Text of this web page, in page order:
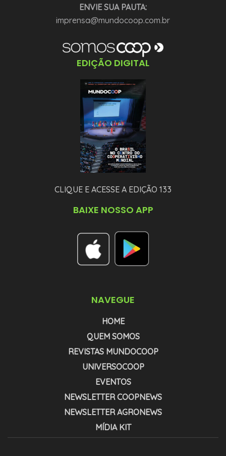
ENVIE SUA PAUTA:
imprensa@mundocoop.com.br
EDIÇÃO DIGITAL
CLIQUE E ACESSE A EDIÇÃO 133
BAIXE NOSSO APP
NAVEGUE
HOME
QUEM SOMOS
REVISTAS MUNDOCOOP
UNIVERSOCOOP
EVENTOS
NEWSLETTER COOPNEWS
NEWSLETTER AGRONEWS
MÍDIA KIT